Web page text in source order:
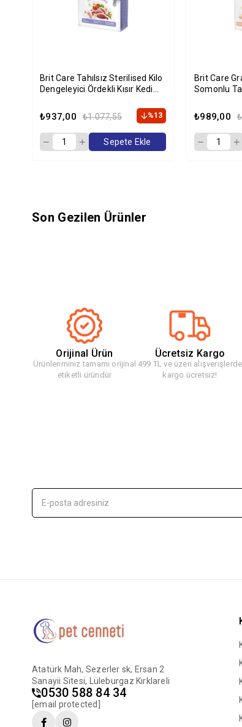
Brit Care Tahılsız Sterilised Kilo
Dengeleyici Ördekli Kısır Kedi
₺937,00 ₺1.077,55 %13
Sepete Ekle
Brit Care Grain Taze Hindili Ve
Somonlu
₺989,00
Son Gezilen Ürünler
Orijinal Ürün
Ürünleriminiz tamamı orijinal
etiketli üründür
Ücretsiz Kargo
499 TL ve üzeri alışverişlerde
kargo ücretsiz!
Atatürk Mah, Sezerler sk, Ersan 2
Sanayii Sitesi, Lüleburgaz Kırklareli
0530 588 84 34
[email protected]